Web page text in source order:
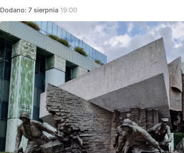
Dodano: 7 sierpnia 19:00